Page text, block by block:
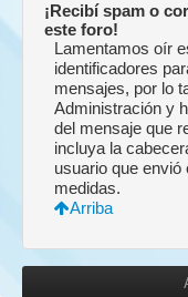
¡Recibí spam o
este foro!
Lamentamos oír
identificadores
mensajes, por lo
Administración y
del mensaje que
incluya la
usuario que
medidas.
Arriba